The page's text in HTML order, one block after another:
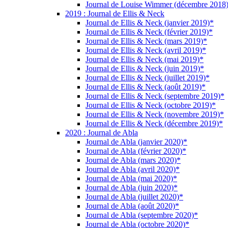
Journal de Louise Wimmer (décembre
2019 : Journal de Ellis & Neck
Journal de Ellis & Neck (janvier 2019)*
Journal de Ellis & Neck (février 2019)*
Journal de Ellis & Neck (mars 2019)*
Journal de Ellis & Neck (avril 2019)*
Journal de Ellis & Neck (mai 2019)*
Journal de Ellis & Neck (juin 2019)*
Journal de Ellis & Neck (juillet 2019)*
Journal de Ellis & Neck (août 2019)*
Journal de Ellis & Neck (septembre 2019)*
Journal de Ellis & Neck (octobre 2019)*
Journal de Ellis & Neck (novembre 2019)*
Journal de Ellis & Neck (décembre 2019)*
2020 : Journal de Abla
Journal de Abla (janvier 2020)*
Journal de Abla (février 2020)*
Journal de Abla (mars 2020)*
Journal de Abla (avril 2020)*
Journal de Abla (mai 2020)*
Journal de Abla (juin 2020)*
Journal de Abla (juillet 2020)*
Journal de Abla (août 2020)*
Journal de Abla (septembre 2020)*
Journal de Abla (octobre 2020)*